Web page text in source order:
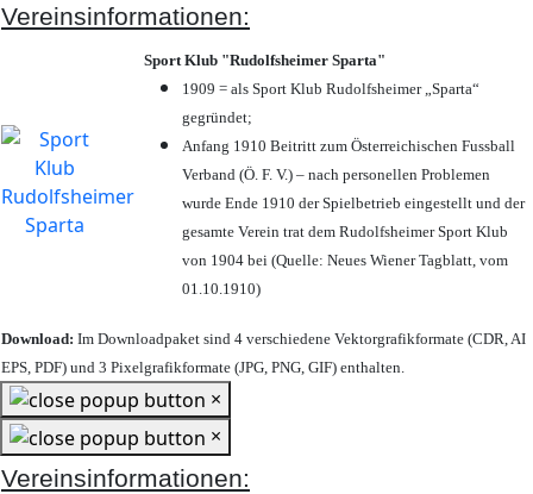
Vereinsinformationen:
Sport Klub "Rudolfsheimer Sparta"
1909 = als Sport Klub Rudolfsheimer „Sparta“
gegründet;
Anfang 1910 Beitritt zum Österreichischen Fussball
Verband (Ö. F. V.) – nach personellen Problemen
wurde Ende 1910 der Spielbetrieb eingestellt und der
gesamte Verein trat dem Rudolfsheimer Sport Klub
von 1904 bei (Quelle: Neues Wiener Tagblatt, vom
01.10.1910)
Download: Im Downloadpaket sind 4 verschiedene Vektorgrafikformate (CDR, AI
EPS, PDF) und 3 Pixelgrafikformate (JPG, PNG, GIF) enthalten.
×
×
Vereinsinformationen: